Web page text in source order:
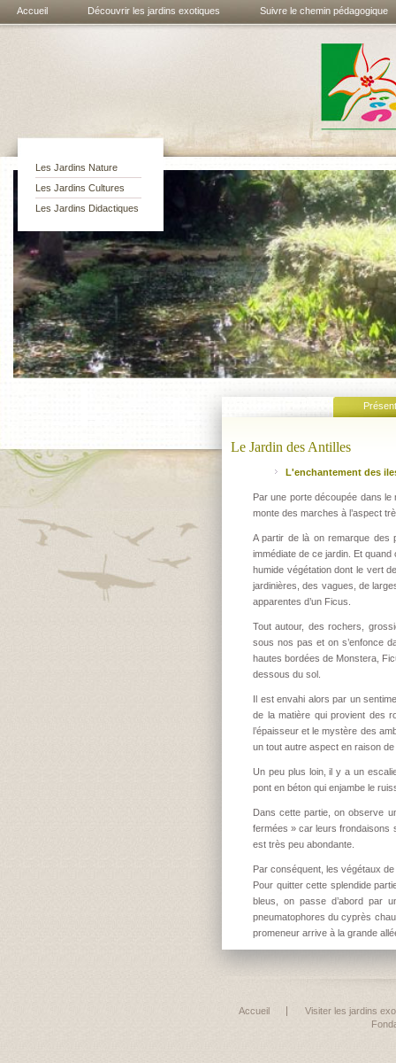
Accueil Découvrir les jardins exotiques Suivre le chemin pédagogique
Les jardins
exotiques de
Bouknadel
Les Jardins Nature
Les Jardins Cultures
Les Jardins Didactiques
Le Jardin des Antilles
L'enchantement des
Par une porte découpée dans
monte des marches à l’aspect
A partir de là on remarque des
immédiate de ce jardin. Et
humide végétation dont le vert
jardinières, des vagues, de
apparentes d’un Ficus.
Tout autour, des rochers,
sous nos pas et on s’enfonce
hautes bordées de Monstera,
dessous du sol.
Il est envahi alors par un
de la matière qui provient des
l’épaisseur et le mystère des
un tout autre aspect en raison
Un peu plus loin, il y a un
pont en béton qui enjambe le
Dans cette partie, on observe
fermées » car leurs frondaisons
est très peu abondante.
Par conséquent, les végétaux
Pour quitter cette splendide
bleus, on passe d’abord par
pneumatophores du cyprès
promeneur arrive à la grande
Accueil
Visiter les jardins